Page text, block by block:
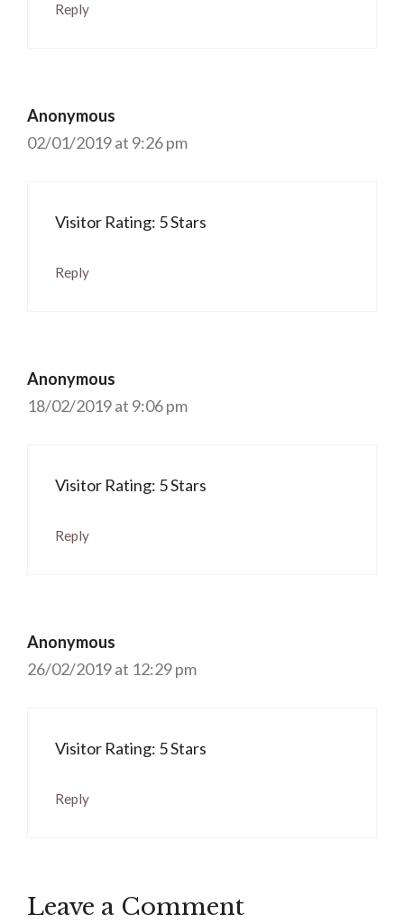
Reply
Anonymous
02/01/2019 at 9:26 pm
Visitor Rating: 5 Stars
Reply
Anonymous
18/02/2019 at 9:06 pm
Visitor Rating: 5 Stars
Reply
Anonymous
26/02/2019 at 12:29 pm
Visitor Rating: 5 Stars
Reply
Leave a Comment